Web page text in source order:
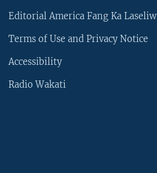
Editorial America Fang Ka Laseliw
Terms of Use and Privacy Notice
Accessibility
Radio Wakati